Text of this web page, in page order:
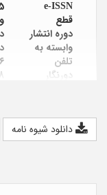
e-ISSN
قطع
دوره انتشار
وابسته به
تلفن
دورنگار
مدیر مسئول
سر دبیر
دانلود شیوه نامه